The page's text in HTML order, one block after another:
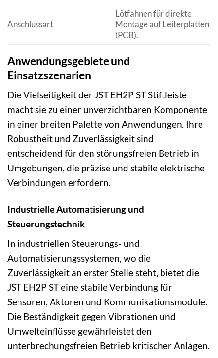
Anschlussart
Lötfahnen für direkte
Montage auf Leiterplatten
(PCB).
Anwendungsgebiete und
Einsatzszenarien
Die Vielseitigkeit der JST EH2P ST Stiftleiste
macht sie zu einer unverzichtbaren Komponente
in einer breiten Palette von Anwendungen. Ihre
Robustheit und Zuverlässigkeit sind
entscheidend für den störungsfreien Betrieb in
Umgebungen, die präzise und stabile elektrische
Verbindungen erfordern.
Industrielle Automatisierung und
Steuerungstechnik
In industriellen Steuerungs- und
Automatisierungssystemen, wo die
Zuverlässigkeit an erster Stelle steht, bietet die
JST EH2P ST eine stabile Verbindung für
Sensoren, Aktoren und Kommunikationsmodule.
Die Beständigkeit gegen Vibrationen und
Umwelteinflüsse gewährleistet den
unterbrechungsfreien Betrieb kritischer Anlagen.